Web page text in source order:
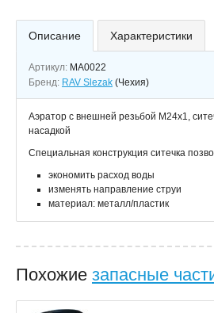
Описание Характеристики
Артикул: MA0022
Бренд: RAV Slezak (Чехия)
Аэратор с внешней резьбой M24x1,
насадкой
Специальная конструкция ситечка
экономить расход воды
изменять направление струи
материал: металл/пластик
Похожие запасные